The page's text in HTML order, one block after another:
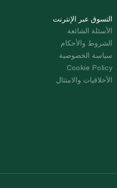
التسوق عبر الإنترنت
الأسئلة الشائعة
الشروط والأحكام
سياسة الخصوصية
Cookie Policy
الأخلاقيات والامتثال